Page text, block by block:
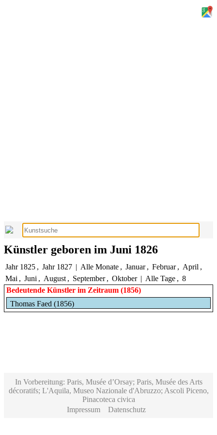
Künstler geboren im Juni 1826
Jahr 1825 , Jahr 1827 | Alle Monate , Januar , Februar , April ,
Mai , Juni , August , September , Oktober | Alle Tage , 8
Bedeutende Künstler im Zeitraum (1856)
Thomas Faed (1856)
In Vorbereitung: Paris, Musée d’Orsay; Paris, Musée des Arts
décoratifs; L'Aquila, Museo Nazionale d'Abruzzo; Ascoli Piceno,
Pinacoteca civica
Impressum
Datenschutz